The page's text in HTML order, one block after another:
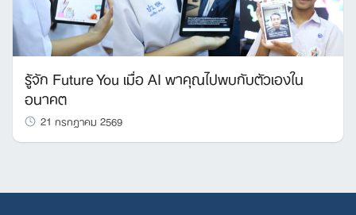
รู้จัก Future You เมื่อ AI พาคุณไปพบกับตัวเองใน
อนาคต
21 กรกฎาคม 2569